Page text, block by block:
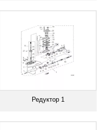
Редуктор 1